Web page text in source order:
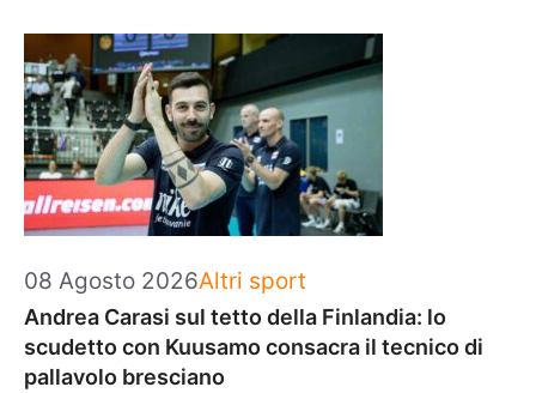
08 Agosto 2026Categorie
Altri sport
Andrea Carasi sul tetto della Finlandia: lo
scudetto con Kuusamo consacra il tecnico di
pallavolo bresciano